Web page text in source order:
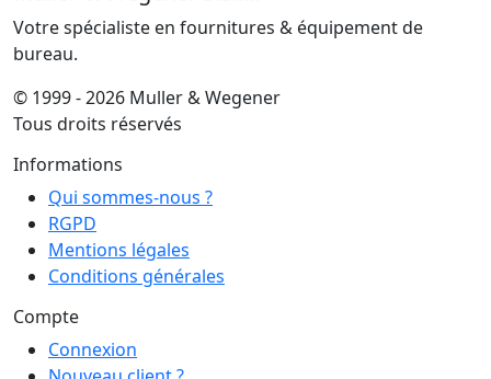
Votre spécialiste en fournitures & équipement de
bureau.
© 1999 - 2026 Muller & Wegener
Tous droits réservés
Informations
Qui sommes-nous ?
RGPD
Mentions légales
Conditions générales
Compte
Connexion